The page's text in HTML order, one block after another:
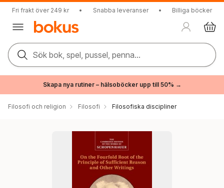
Fri frakt över 249 kr • Snabba leveranser • Billiga böcker
Sök bok, spel, pussel, penna...
Skapa nya rutiner – hälsoböcker upp till 50% →
Filosofi och religion Filosofi Filosofiska discipliner